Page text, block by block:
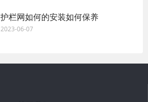
护栏网如何的安装如何保养
2023-06-07